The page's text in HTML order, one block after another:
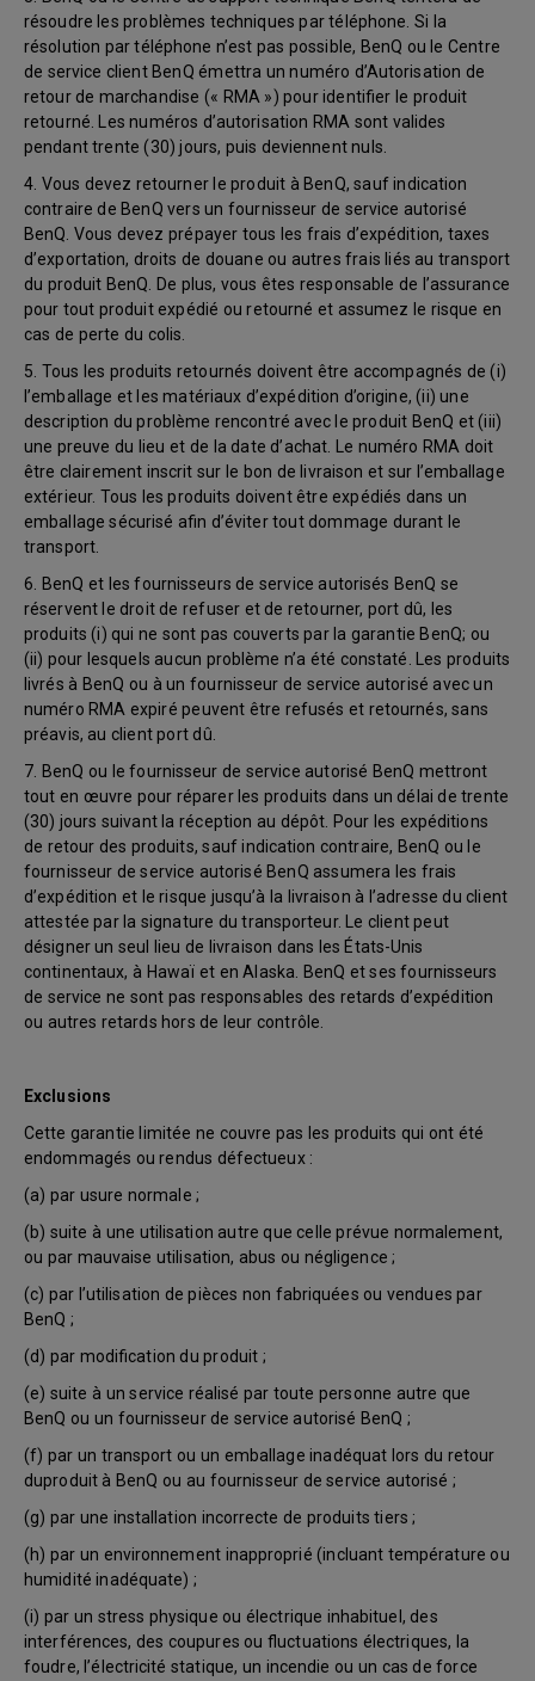
résoudre les problèmes techniques par téléphone. Si la
résolution par téléphone n’est pas possible, BenQ ou le Centre
de service client BenQ émettra un numéro d’Autorisation de
retour de marchandise (« RMA ») pour identifier le produit
retourné. Les numéros d’autorisation RMA sont valides
pendant trente (30) jours, puis deviennent nuls.
4. Vous devez retourner le produit à BenQ, sauf indication
contraire de BenQ vers un fournisseur de service autorisé
BenQ. Vous devez prépayer tous les frais d’expédition, taxes
d’exportation, droits de douane ou autres frais liés au transport
du produit BenQ. De plus, vous êtes responsable de l’assurance
pour tout produit expédié ou retourné et assumez le risque en
cas de perte du colis.
5. Tous les produits retournés doivent être accompagnés de (i)
l’emballage et les matériaux d’expédition d’origine, (ii) une
description du problème rencontré avec le produit BenQ et (iii)
une preuve du lieu et de la date d’achat. Le numéro RMA doit
être clairement inscrit sur le bon de livraison et sur l’emballage
extérieur. Tous les produits doivent être expédiés dans un
emballage sécurisé afin d’éviter tout dommage durant le
transport.
6. BenQ et les fournisseurs de service autorisés BenQ se
réservent le droit de refuser et de retourner, port dû, les
produits (i) qui ne sont pas couverts par la garantie BenQ; ou
(ii) pour lesquels aucun problème n’a été constaté. Les produits
livrés à BenQ ou à un fournisseur de service autorisé avec un
numéro RMA expiré peuvent être refusés et retournés, sans
préavis, au client port dû.
7. BenQ ou le fournisseur de service autorisé BenQ mettront
tout en œuvre pour réparer les produits dans un délai de trente
(30) jours suivant la réception au dépôt. Pour les expéditions
de retour des produits, sauf indication contraire, BenQ ou le
fournisseur de service autorisé BenQ assumera les frais
d’expédition et le risque jusqu’à la livraison à l’adresse du client
attestée par la signature du transporteur. Le client peut
désigner un seul lieu de livraison dans les États-Unis
continentaux, à Hawaï et en Alaska. BenQ et ses fournisseurs
de service ne sont pas responsables des retards d’expédition
ou autres retards hors de leur contrôle.
Exclusions
Cette garantie limitée ne couvre pas les produits qui ont été
endommagés ou rendus défectueux :
(a) par usure normale ;
(b) suite à une utilisation autre que celle prévue normalement,
ou par mauvaise utilisation, abus ou négligence ;
(c) par l’utilisation de pièces non fabriquées ou vendues par
BenQ ;
(d) par modification du produit ;
(e) suite à un service réalisé par toute personne autre que
BenQ ou un fournisseur de service autorisé BenQ ;
(f) par un transport ou un emballage inadéquat lors du retour
duproduit à BenQ ou au fournisseur de service autorisé ;
(g) par une installation incorrecte de produits tiers ;
(h) par un environnement inapproprié (incluant température ou
humidité inadéquate) ;
(i) par un stress physique ou électrique inhabituel, des
interférences, des coupures ou fluctuations électriques, la
foudre, l’électricité statique, un incendie ou un cas de force